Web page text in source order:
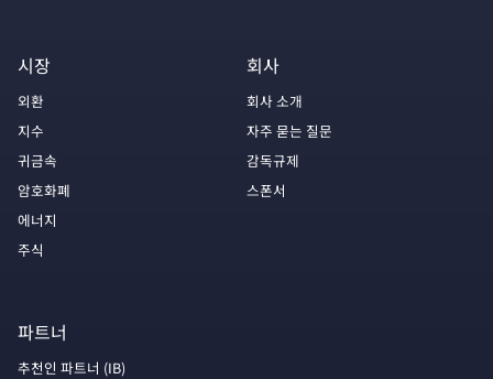
시장
외환
지수
귀금속
암호화폐
에너지
주식
회사
회사 소개
자주 묻는 질문
감독규제
스폰서
파트너
추천인 파트너 (IB)